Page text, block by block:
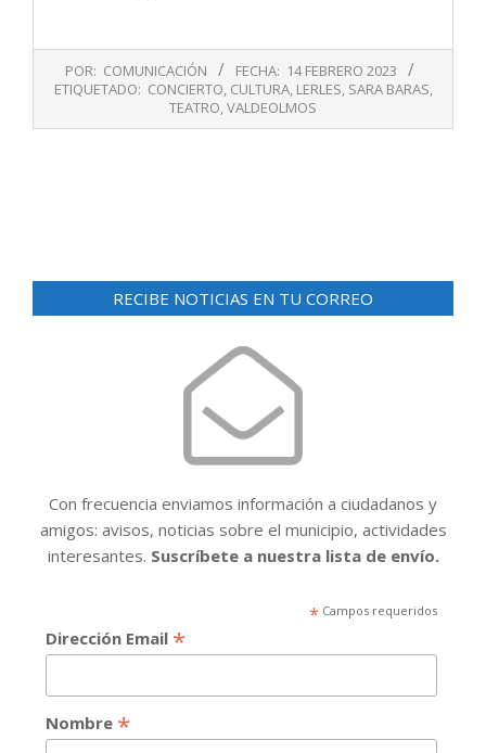
02-
POR: COMUNICACIÓN FECHA: 14 FEBRERO 2023
ETIQUETADO: CONCIERTO, CULTURA, LERLES, SARA BARAS,
TEATRO,VALDEOLMOS
RECIBE NOTICIAS EN TU CORREO
Con frecuencia enviamos información a ciudadanos y
amigos: avisos, noticias sobre el municipio, actividades
interesantes. Suscríbete a nuestra lista de envío.
*Campos requeridos
Dirección Email *
Nombre *